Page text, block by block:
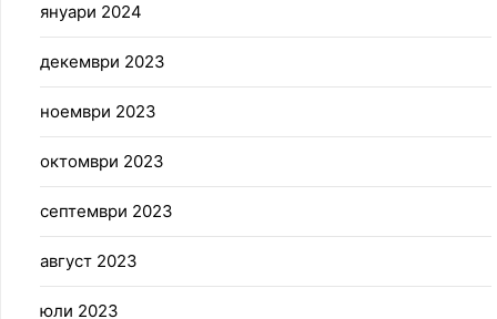
януари 2024
декември 2023
ноември 2023
октомври 2023
септември 2023
август 2023
юли 2023